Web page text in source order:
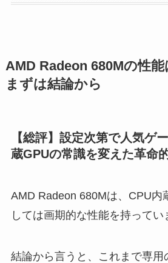
AMD Radeon 680Mの性
まずは結論から
【総評】設定次第で人気ゲ
蔵GPUの常識を変えた革命
AMD Radeon 680Mは、CPU内
しては画期的な性能を持ってい
結論から言うと、これまで専用